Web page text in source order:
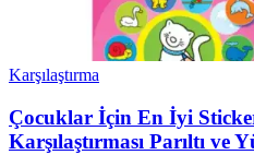
Karşılaştırma
Çocuklar İçin En İyi
Karşılaştırması Parıltı ve